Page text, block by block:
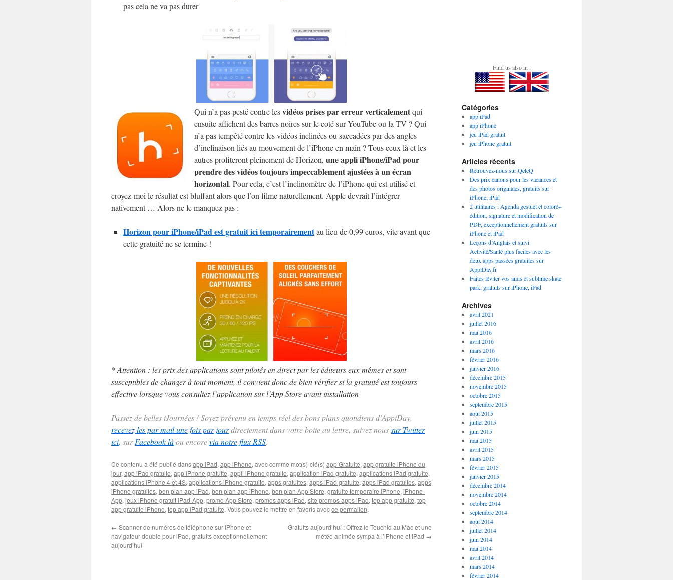
pas cela ne va pas durer
Qui n’a pas pesté contre lesvidéos prises par erreur verticalementqui
ensuite affichent des barres noires sur le coté sur YouTube ou la TV ? Qui
n’a pas tempêté contre les vidéos inclinées ou saccadées par des angles
d’inclinaison liés au mouvement de l’iPhone en main ? Tous ceux là et les
autres profiteront pleinement de Horizon, une appli iPhone/iPad pour
prendre des vidéos toujours impeccablement ajustées à un écran
horizontal. Pour cela, c’est l’inclinomètre de l’iPhone qui est utilisé et
croyez-moi le résultat est bluffant alors que l’on filme naturellement. Apple devrait l’intégrer
nativement … Alors ne le manquez pas :
Horizon pour iPhone/iPad est gratuit ici temporairementau lieu de 0,99 euros, vite avant que
cette gratuité ne se termine !
* Attention : les prix des applications sont pilotés en direct par les éditeurs eux-mêmes et sont
susceptibles de changer à tout moment, il convient donc de bien vérifier si la gratuité est toujours
effective lorsque vous consultez l’application sur l’App Store avant installation
Passez de belles iJournées ! Soyez prévenu en temps réel des bons plans quotidiens d’AppiDay,
recevez les par mail une fois par jourdirectement dans votre boite au lettre, suivez noussur Twitter
ici, surFacebook làou encorevia notre flux RSS.
Ce contenu a été publié dansapp iPad, app iPhone, avec comme mot(s)-clé(s) app Gratuite, app gratuite iPhone du
jour, app iPad gratuite, app iPhone gratuite, appli iPhone gratuite, application iPad gratuite, applications iPad gratuite,
applications iPhone 4 et 4S, applications iPhone gratuite, apps gratuites, apps iPad gratuite, apps iPad gratuites, apps
iPhone gratuites, bon plan app iPad, bon plan app iPhone, bon plan App Store, gratuite temporaire iPhone, iPhone-
App, jeux iPhone gratuit iPad-App, promo App Store, promos apps iPad, site promos apps iPad, top app gratuite, top
app gratuite iPhone, top app iPad gratuite. Vous pouvez le mettre en favoris avecce permalien.
← Scanner de numéros de téléphone sur iPhone et
navigateur double pour iPad, gratuits exceptionnellement
aujourd’hui
Gratuits aujourd’hui : Offrez le TouchId au Mac et une
météo animée sympa à l’iPhone et iPad →
Find us also in :
Catégories
app iPad
app iPhone
jeu iPad gratuit
jeu iPhone gratuit
Articles récents
Retrouvez-nous sur QeleQ
Des prix canons pour les vacances et
des photos originales, gratuits sur
iPhone, iPad
2 utilitaires : Agenda gestuel et coloré+
édition, signature et modification de
PDF, exceptionnellement gratuits sur
iPhone et iPad
Leçons d’Anglais et suivi
Activité/Santé plus faciles avec les
deux apps passées gratuites sur
AppiDay.fr
Faites léviter vos amis et sublime skate
park, gratuits sur iPhone, iPad
Archives
avril 2021
juillet 2016
mai 2016
avril 2016
mars 2016
février 2016
janvier 2016
décembre 2015
novembre 2015
octobre 2015
septembre 2015
août 2015
juillet 2015
juin 2015
mai 2015
avril 2015
mars 2015
février 2015
janvier 2015
décembre 2014
novembre 2014
octobre 2014
septembre 2014
août 2014
juillet 2014
juin 2014
mai 2014
avril 2014
mars 2014
février 2014